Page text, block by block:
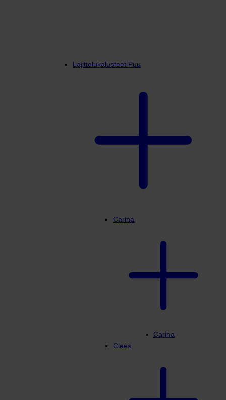
Lajittelukalusteet Puu
Carina
Carina
Claes